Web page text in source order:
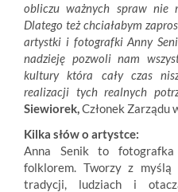
obliczu ważnych spraw nie
Dlatego też chciałabym
artystki i fotografki Anny
nadzieję pozwoli nam
kultury która cały czas
realizacji tych realnych
Siewiorek,Członek Zarządu
Kilka słów o artystce:
Anna Senik to
folklorem. Tworzy z
tradycji, ludziach i